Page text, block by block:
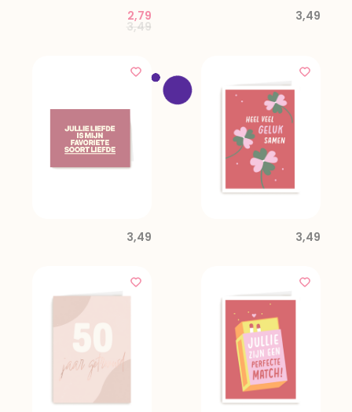
Price reduced from
3,49to
2,79 3,49
3,49 3,49